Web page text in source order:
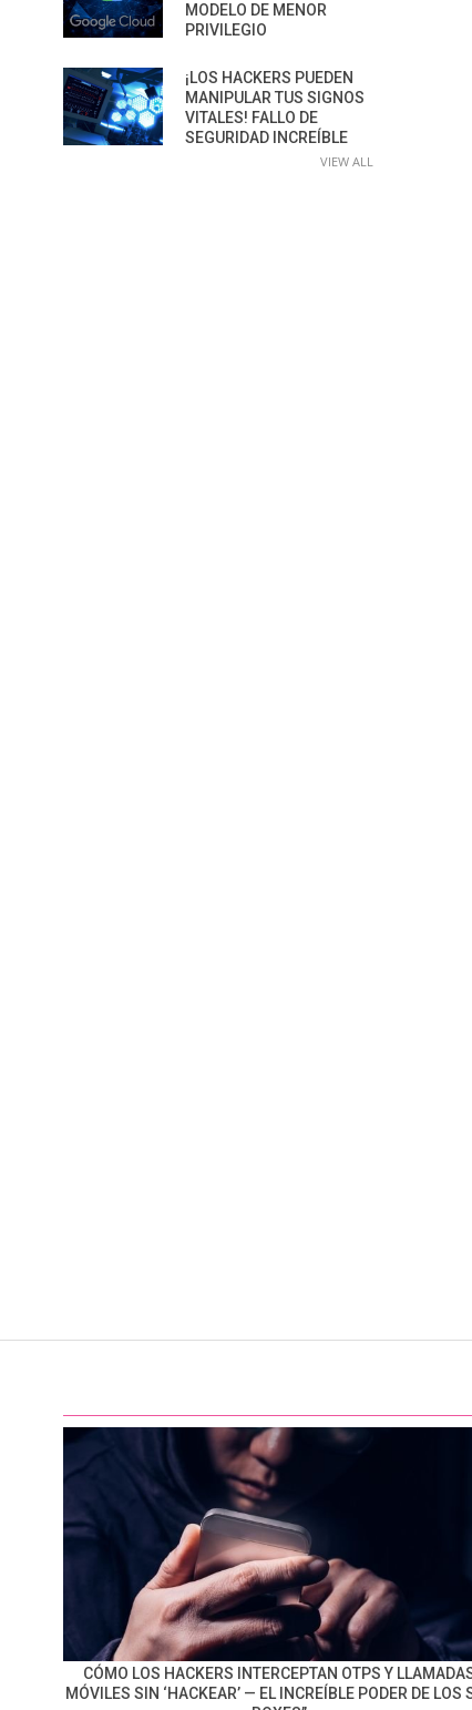
MODELO DE MENOR
PRIVILEGIO
¡LOS HACKERS PUEDEN
MANIPULAR TUS SIGNOS
VITALES! FALLO DE
SEGURIDAD INCREÍBLE
VIEW ALL
CÓMO LOS HACKERS INTERCEPTAN OTPS Y
MÓVILES SIN ‘HACKEAR’ — EL INCREÍBLE PODER DE LOS